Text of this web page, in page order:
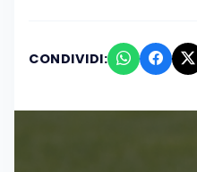
CONDIVIDI: